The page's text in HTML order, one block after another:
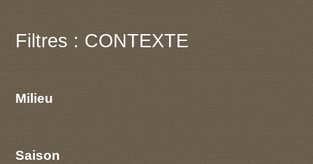
Filtres : CONTEXTE
Milieu
Saison